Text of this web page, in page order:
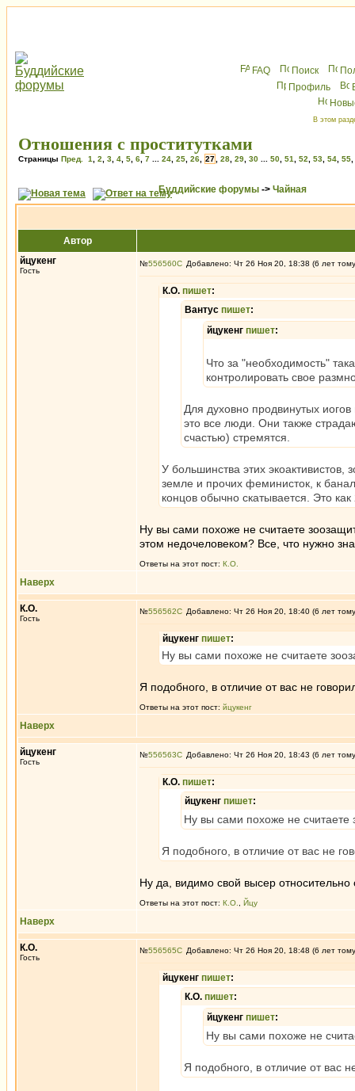
FAQ Поиск
Профиль
В этом
Отношения с проститутками
Страницы Пред. 1 2 3 4 5 6 7 24 25 26 27 28 29 30 50 51 52 53 54 55
Буддийские форумы -> Чайная
Автор
йцукенг
Гость
№556560 Добавлено: Чт 26 Ноя 20, 18:38 (6 лет
К.О. пишет:
Вантус пишет:
йцукенг пишет:
Что за "необходимость"
контролировать свое
Для духовно продвинутых
это все люди. Они также
счастью) стремятся.
У большинства этих
земле и прочих феминисток, к
концов обычно скатывается. Это как
Ну вы сами похоже не считаете
этом недочеловеком? Все, что нужно
Ответы на этот пост: К.О.
Наверх
К.О.
Гость
№556562 Добавлено: Чт 26 Ноя 20, 18:40 (6 лет
йцукенг пишет:
Ну вы сами похоже не считаете
Я подобного, в отличие от вас не
Ответы на этот пост: йцукенг
Наверх
йцукенг
Гость
№556563 Добавлено: Чт 26 Ноя 20, 18:43 (6 лет
К.О. пишет:
йцукенг пишет:
Ну вы сами похоже не считаете
Я подобного, в отличие от вас не
Ну да, видимо свой высер
Ответы на этот пост: К.О. Йцу
Наверх
К.О.
Гость
№556565 Добавлено: Чт 26 Ноя 20, 18:48 (6 лет
йцукенг пишет:
К.О. пишет:
йцукенг пишет:
Ну вы сами похоже не
Я подобного, в отличие от вас